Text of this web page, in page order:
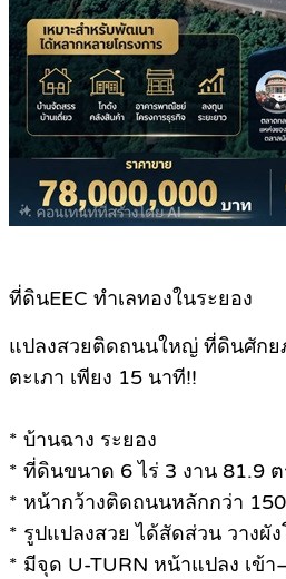
ที่ดินEEC ทำเลทองในระยอง
แปลงสวยติดถนนใหญ่ ที่ดินศักย
ตะเภา เพียง 15 นาที!!
* บ้านฉาง ระยอง
* ที่ดินขนาด 6 ไร่ 3 งาน 81.9 ต
* หน้ากว้างติดถนนหลักกว่า
* รูปแปลงสวย ได้สัดส่วน วางผัง
* มีจุด U-TURN หน้าแปลง เข้า